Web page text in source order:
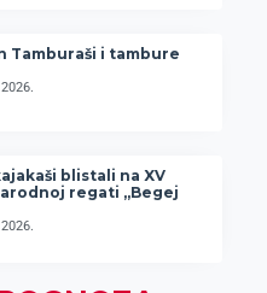
Tamburaši i tambure
blistali na XV
regati „Begej